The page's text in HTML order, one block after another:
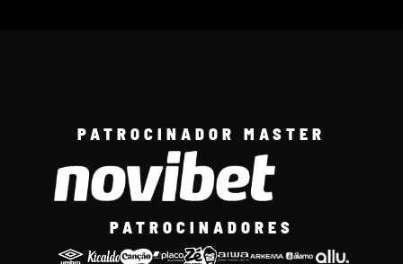
PATROCINADOR MASTER
PATROCINADORES